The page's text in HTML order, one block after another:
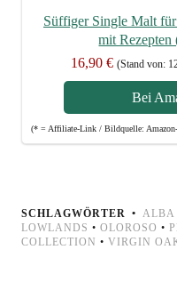
Süf­fi­ger Sin­gle Malt
mit
16,90 € (Stand von:
Bei
(* = Affi­lia­te-Link / Bild­quel­le: Amazon-
SCHLAGWÖRTER ALBA
LOWLANDS • OLOROSO •
COLLECTION • VIRGIN